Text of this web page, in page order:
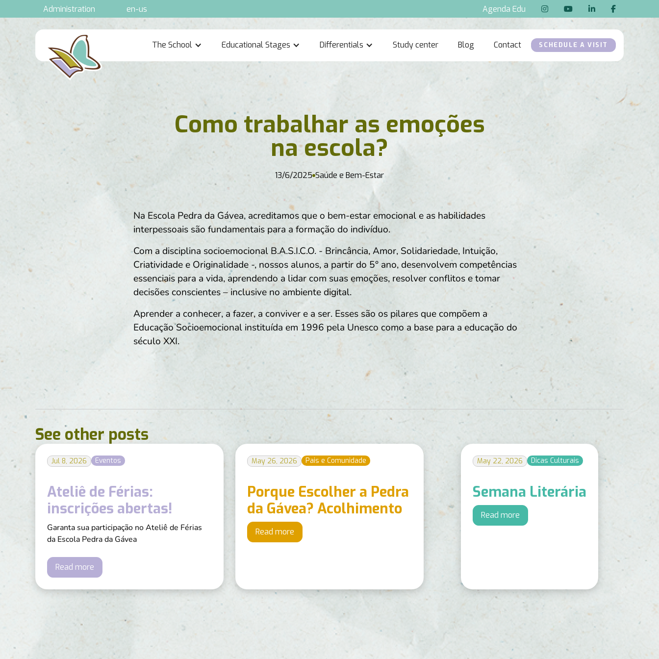
Administration en-us Agenda Edu    
The School Educational Stages Differentials Study center Blog Contact SCHEDULE A VISIT
Como trabalhar as emoções
na escola?
13/6/2025 Saúde e Bem-Estar
Na Escola Pedra da Gávea, acreditamos que o bem-estar emocional e as habilidades
interpessoais são fundamentais para a formação do indivíduo.
Com a disciplina socioemocional B.A.S.I.C.O. - Brincância, Amor, Solidariedade, Intuição,
Criatividade e Originalidade -, nossos alunos, a partir do 5° ano, desenvolvem competências
essenciais para a vida, aprendendo a lidar com suas emoções, resolver conflitos e tomar
decisões conscientes – inclusive no ambiente digital.
Aprender a conhecer, a fazer, a conviver e a ser. Esses são os pilares que compõem a
Educação Socioemocional instituída em 1996 pela Unesco como a base para a educação do
século XXI.
See other posts
Jul 8, 2026 Eventos
Ateliê de Férias:
inscrições abertas!
Garanta sua participação no Ateliê de Férias
da Escola Pedra da Gávea
Read more
May 26, 2026 Pais e Comunidade
Porque Escolher a Pedra
da Gávea? Acolhimento
Read more
May 22, 2026 Dicas Culturais
Semana Literária
Read more